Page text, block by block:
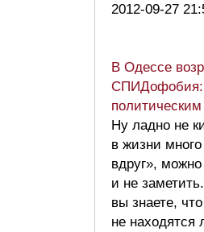
2012-09-27
В Одессе
СПИДофобия:
Ну ладно не
в жизни
вдруг»,
и не
вы знаете,
не